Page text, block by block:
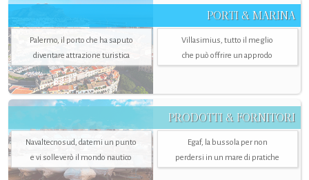
PORTI & MARINA
Palermo, il porto che ha saputo
diventare attrazione turistica
Villasimius, tutto il meglio
che può offrire un approdo
PRODOTTI & FORNITORI
Navaltecnosud, datemi un punto
e vi solleverò il mondo nautico
Egaf, la bussola per non
perdersi in un mare di pratiche